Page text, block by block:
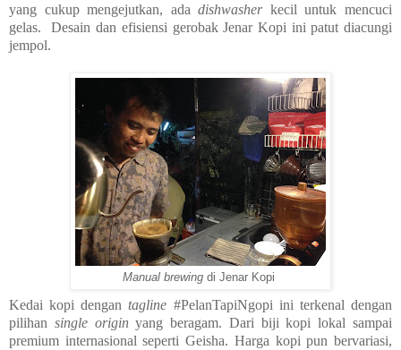
yang cukup mengejutkan, adadishwasher kecil untuk mencuci
gelas.
Desain dan efisiensi gerobak Jenar Kopi ini patut diacungi
jempol.
Manual brewing di Jenar Kopi
Kedai kopi dengantagline #PelanTapiNgopi ini terkenal dengan
pilihan single originyang beragam. Dari biji kopi lokal sampai
premium internasional seperti Geisha. Harga kopi pun bervariasi,